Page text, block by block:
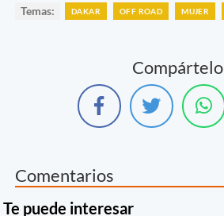
Temas: DAKAR OFF ROAD MUJER
Compártelo
Comentarios